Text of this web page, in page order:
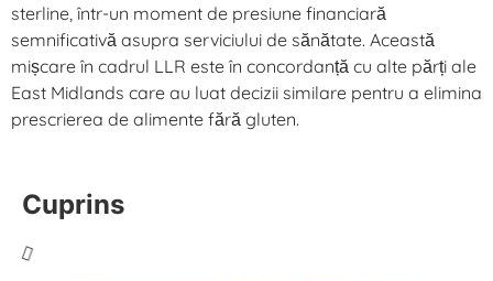
sterline, într-un moment de presiune financiară
semnificativă asupra serviciului de sănătate. Această
mișcare în cadrul LLR este în concordanță cu alte părți ale
East Midlands care au luat decizii similare pentru a elimina
prescrierea de alimente fără gluten.
Cuprins